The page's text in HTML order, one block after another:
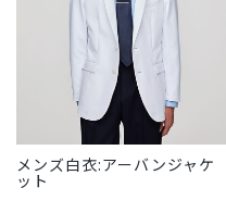
メンズ白衣:アーバンジャケ
ット